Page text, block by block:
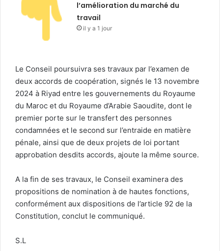
l’amélioration du marché du
travail
il y a 1 jour
Le Conseil poursuivra ses travaux par l’examen de
deux accords de coopération, signés le 13 novembre
2024 à Riyad entre les gouvernements du Royaume
du Maroc et du Royaume d’Arabie Saoudite, dont le
premier porte sur le transfert des personnes
condamnées et le second sur l’entraide en matière
pénale, ainsi que de deux projets de loi portant
approbation desdits accords, ajoute la même source.
A la fin de ses travaux, le Conseil examinera des
propositions de nomination à de hautes fonctions,
conformément aux dispositions de l’article 92 de la
Constitution, conclut le communiqué.
S.L